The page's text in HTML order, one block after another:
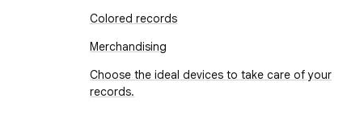
Colored records
Merchandising
Choose the ideal devices to take care of your
records.